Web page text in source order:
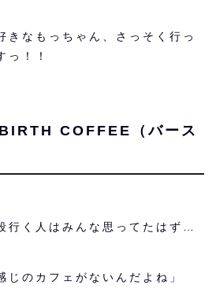
きなもっちゃん、さっそく行っ
っ！！
COFFEE（バース
行く人はみんな思ってたはず…
じのカフェがないんだよね」